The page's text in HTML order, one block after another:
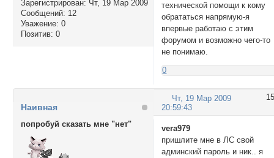
Зарегистрирован: Чт, 19 Мар 2009
Сообщений: 12
Уважение: 0
Позитив: 0
технической помощи к кому
обрататься напрямую-я
впервые работаю с этим
форумом и возможно чего-то
не понимаю.
0
15
Чт, 19 Мар 2009
20:59:43
Наивная
попробуй сказать мне "нет"
vera979
пришлите мне в ЛС свой
админский пароль и ник.. я